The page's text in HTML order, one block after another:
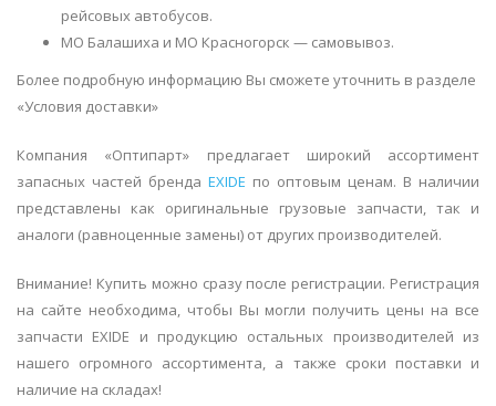
рейсовых автобусов.
МО Балашиха и МО Красногорск — самовывоз.
Более подробную информацию Вы сможете уточнить в разделе
«Условия доставки»
Компания «Оптипарт» предлагает широкий ассортимент
запасных частей бренда EXIDE по оптовым ценам. В наличии
представлены как оригинальные грузовые запчасти, так и
аналоги (равноценные замены) от других производителей.
Внимание! Купить можно сразу после регистрации. Регистрация
на сайте необходима, чтобы Вы могли получить цены на все
запчасти EXIDE и продукцию остальных производителей из
нашего огромного ассортимента, а также сроки поставки и
наличие на складах!